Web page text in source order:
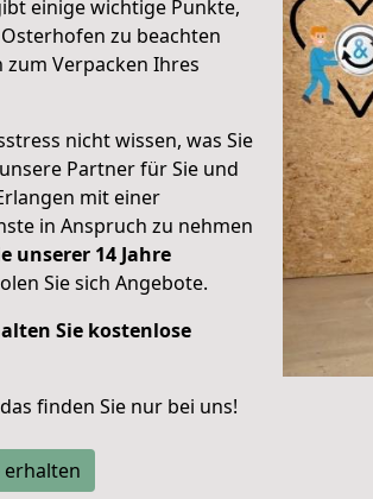
einige wichtige Punkte,
zu beachten
Verpacken Ihres
nicht wissen, was Sie
Partner für Sie und
mit einer
in Anspruch zu nehmen
unserer 14 Jahre
Sie sich Angebote.
Sie kostenlose
finden Sie nur bei uns!
erhalten